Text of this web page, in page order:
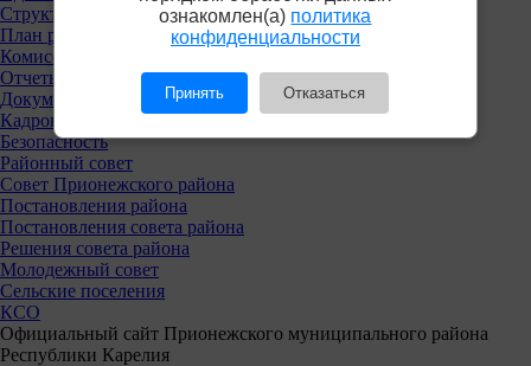
ознакомлен(а) политика
конфиденциальности
Принять Отказаться
Структура
План работы
Комиссии
Отчеты
Документы
Кадровая политика
Безопасность
Районный совет
Совет Прионежского района
Постановления района
Постановления совета района
Решения совета района
Молодежный совет
Сельские поселения
КСО
Официальный сайт Прионежского муниципального района
Республики Карелия